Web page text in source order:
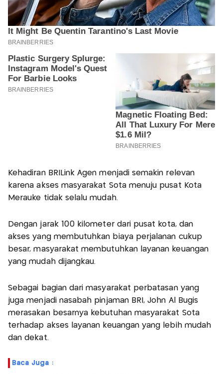
Kehadiran BRILink Agen menjadi semakin relevan
karena akses masyarakat Sota menuju pusat Kota
Merauke tidak selalu mudah.
Dengan jarak 100 kilometer dari pusat kota, dan
akses yang membutuhkan biaya perjalanan cukup
besar, masyarakat membutuhkan layanan keuangan
yang mudah dijangkau.
Sebagai bagian dari masyarakat perbatasan yang
juga menjadi nasabah pinjaman BRI, John Al Bugis
merasakan besarnya kebutuhan masyarakat Sota
terhadap akses layanan keuangan yang lebih mudah
dan dekat.
Baca Juga :